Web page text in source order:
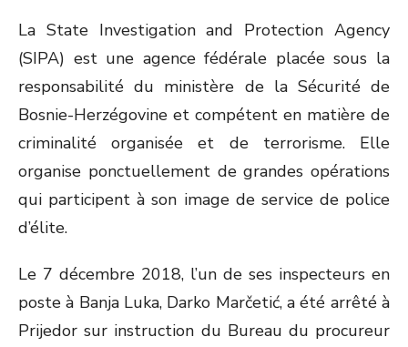
La State Investigation and Protection Agency
(SIPA) est une agence fédérale placée sous la
responsabilité du ministère de la Sécurité de
Bosnie-Herzégovine et compétent en matière de
criminalité organisée et de terrorisme. Elle
organise ponctuellement de grandes opérations
qui participent à son image de service de police
d’élite.
Le 7 décembre 2018, l’un de ses inspecteurs en
poste à Banja Luka, Darko Marčetić, a été arrêté à
Prijedor sur instruction du Bureau du procureur